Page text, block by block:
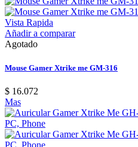
Vista Rapida
Añadir a comparar
Agotado
Mouse Gamer Xtrike me GM-316
$ 16.072
Mas